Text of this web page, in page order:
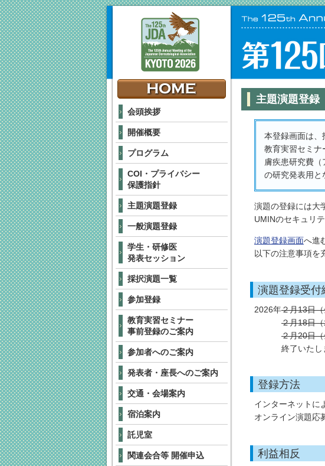
主題演題登録
本登録画面は、
教育実習セミナ
膚疾患研究費
の研究発表用と
演題の登録には大
UMINのセキュリ
演題登録画面へ進
以下の注意事項を
演題登録受付
2026年２月13日
２月18日
２月20日
終了いたし
登録方法
インターネットに
オンライン演題応
利益相反
会頭挨拶
開催概要
プログラム
COI・プライバシー
保護指針
主題演題登録
一般演題登録
学生・研修医
発表セッション
採択演題一覧
参加登録
教育実習セミナー
事前登録のご案内
参加者へのご案内
発表者・座長へのご案内
交通・会場案内
宿泊案内
託児室
関連会合等 開催申込